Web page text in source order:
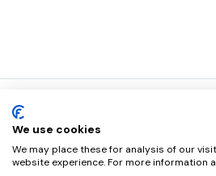
We use cookies
We may place these for analysis of our
website experience. For more information